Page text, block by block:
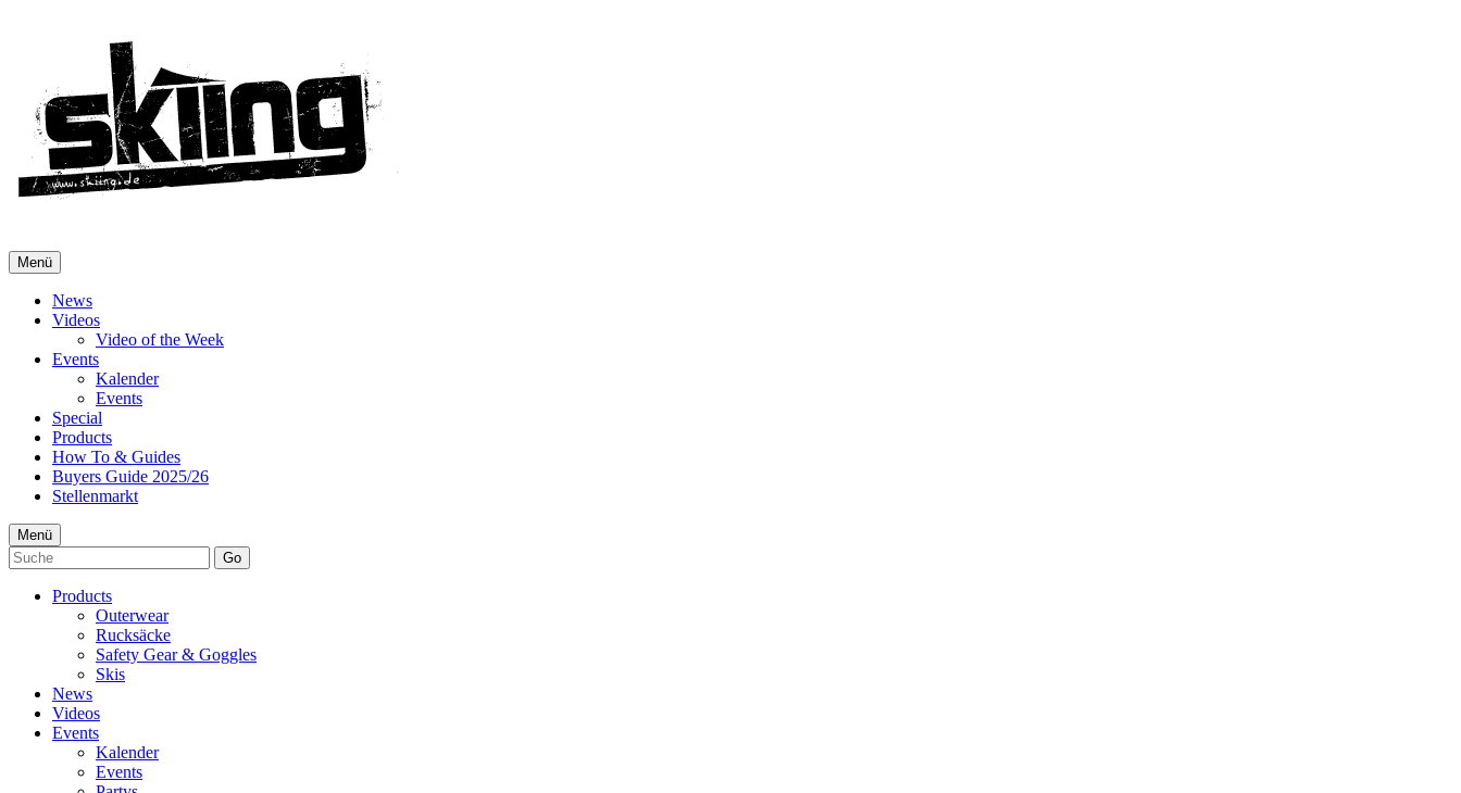
Menü
News
Videos
Video of the Week
Events
Kalender
Events
Special
Products
How To & Guides
Buyers Guide 2025/26
Stellenmarkt
Menü
Go
Products
Outerwear
Rucksäcke
Safety Gear & Goggles
Skis
News
Videos
Events
Kalender
Events